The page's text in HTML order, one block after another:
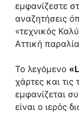
εμφανίζεστε
αναζητήσεις
«τεχνικός
Αττική
Το λεγόμενο
χάρτες και τις
εμφανίζεται
είναι ο ιερός